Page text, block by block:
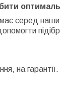
серед
на гарантії.